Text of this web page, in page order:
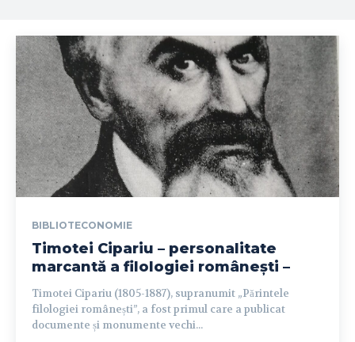
BIBLIOTECONOMIE
Timotei Cipariu – personalitate
marcantă a filologiei românești –
Timotei Cipariu (1805-1887), supranumit „Părintele
filologiei românești”, a fost primul care a publicat
documente și monumente vechi...